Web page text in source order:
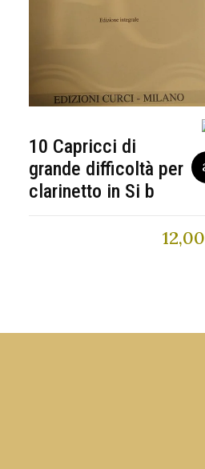
10 Capricci di
grande difficoltà per
clarinetto in Si b
12,00